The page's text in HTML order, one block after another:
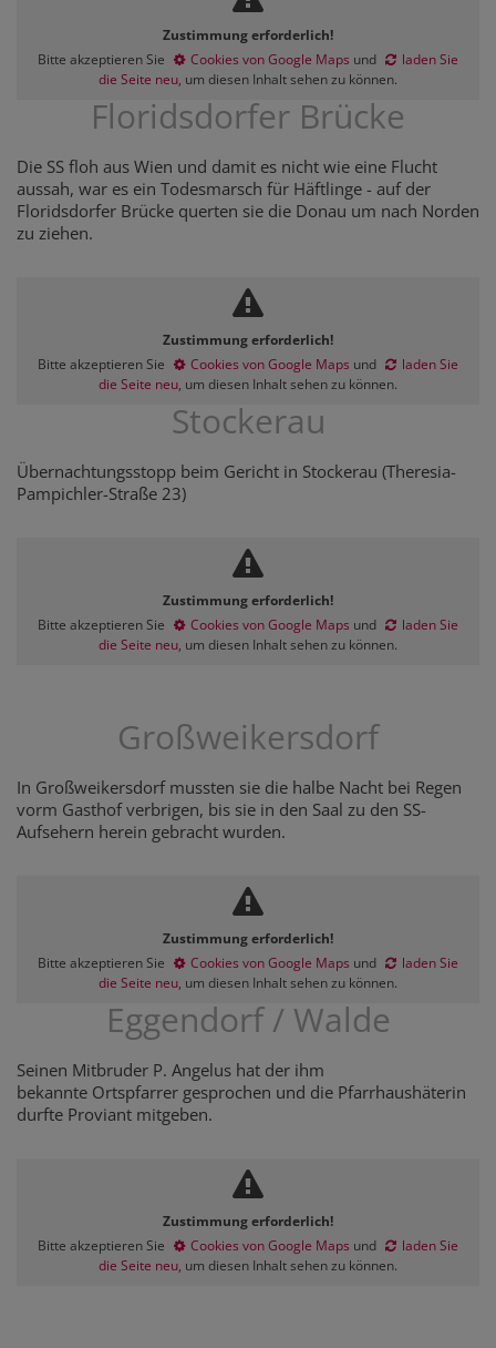
Zustimmung erforderlich!
Bitte akzeptieren Sie
Cookies von Google Maps und
laden Sie
die Seite neu, um diesen Inhalt sehen zu können.
Floridsdorfer Brücke
Die SS floh aus Wien und damit es nicht wie eine Flucht
aussah, war es ein Todesmarsch für Häftlinge - auf der
Floridsdorfer Brücke querten sie die Donau um nach Norden
zu ziehen.
Zustimmung erforderlich!
Bitte akzeptieren Sie
Cookies von Google Maps und
laden Sie
die Seite neu, um diesen Inhalt sehen zu können.
Stockerau
Übernachtungsstopp beim Gericht in Stockerau (Theresia-
Pampichler-Straße 23)
Zustimmung erforderlich!
Bitte akzeptieren Sie
Cookies von Google Maps und
laden Sie
die Seite neu, um diesen Inhalt sehen zu können.
Großweikersdorf
In Großweikersdorf mussten sie die halbe Nacht bei Regen
vorm Gasthof verbrigen, bis sie in den Saal zu den SS-
Aufsehern herein gebracht wurden.
Zustimmung erforderlich!
Bitte akzeptieren Sie
Cookies von Google Maps und
laden Sie
die Seite neu, um diesen Inhalt sehen zu können.
Eggendorf / Walde
Seinen Mitbruder P. Angelus hat der ihm
bekannte Ortspfarrer gesprochen und die Pfarrhaushäterin
durfte Proviant mitgeben.
Zustimmung erforderlich!
Bitte akzeptieren Sie
Cookies von Google Maps und
laden Sie
die Seite neu, um diesen Inhalt sehen zu können.